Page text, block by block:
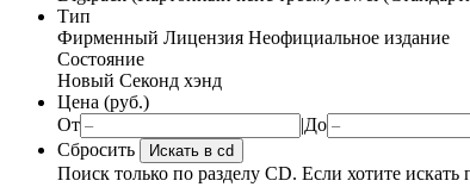
Тип
Фирменный Лицензия Неофициальное издание
Состояние
Новый Секонд хэнд
Цена (руб.)
От
|До
Сбросить
Искать в cd
Поиск только по разделу CD. Если хотите искать